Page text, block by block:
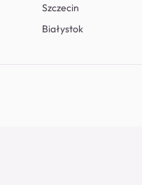
Szczecin
Białystok